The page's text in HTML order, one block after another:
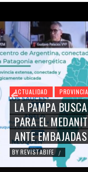
ACTUALIDAD
LA PAMPA
PARA EL
ANTE
BY REVISTABIFE /